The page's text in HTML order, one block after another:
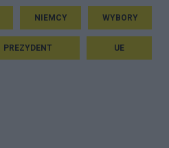
NIEMCY WYBORY
PREZYDENT UE